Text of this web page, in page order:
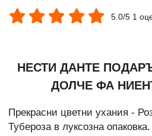
5.0/5 1
НЕСТИ ДАНТЕ
ДОЛЧЕ ФА
Прекрасни цветни ухания -
Тубероза в луксозна опаковка.